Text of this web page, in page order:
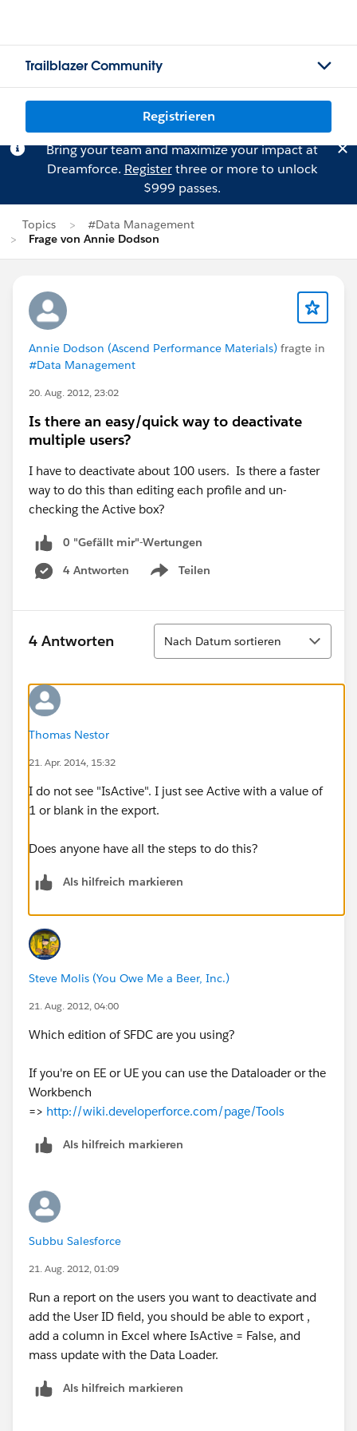
Trailblazer Community
Registrieren
Bring your team and maximize your impact at
Dreamforce. Registerthree or more to unlock
$999 passes.
Topics
#Data Management
Frage von Annie Dodson
Annie Dodson (Ascend Performance Materials) fragte in
#Data Management
20. Aug. 2012, 23:02
Is there an easy/quick way to deactivate
multiple users?
I have to deactivate about 100 users. Is there a faster
way to do this than editing each profile and un-
checking the Active box?
0 "Gefällt mir"-Wertungen
4 Antworten
Teilen
Show menu
4 Antworten
Sortieren
Nach Datum sortieren
Thomas Nestor
21. Apr. 2014, 15:32
I do not see "IsActive". I just see Active with a value of
1 or blank in the export.
Does anyone have all the steps to do this?
Als hilfreich markieren
Steve Molis (You Owe Me a Beer, Inc.)
21. Aug. 2012, 04:00
Which edition of SFDC are you using?
If you're on EE or UE you can use the Dataloader or the
Workbench
=> http://wiki.developerforce.com/page/Tools
Als hilfreich markieren
Subbu Salesforce
21. Aug. 2012, 01:09
Run a report on the users you want to deactivate and
add the User ID field, you should be able to export ,
add a column in Excel where IsActive = False, and
mass update with the Data Loader.
Als hilfreich markieren